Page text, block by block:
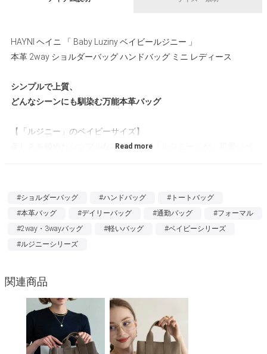
HAYNI ヘイニ 「 Baby Luziny ベイビールジニー 」
本革 2way ショルダーバッグ ハンドバッグ ミニ レディース
シンプルで上質、
どんなシーンにも馴染む万能本革バッグ
【「ルジニー」のベイビーサイズ】
美しさを極めたシンプルな本革バッグ「ルジニー」が、可愛いベ
手に取った瞬間に感じるしなやかさが魅力。
小さくともマチがしっかりあるからスマホ、ミニ財布、ポーチや
【3つのポケット付き】
内ポケットもついているから、大切なものも、すぐに取り出した
#ショルダーバッグ #ハンドバッグ
#トートバッグ
#本革バッグ
#デイリーバッグ #通勤バッグ
#フォーマル
#2way・3wayバッグ
#軽いバッグ
#ベイビーシリーズ
#ルジニーシリーズ
関連商品